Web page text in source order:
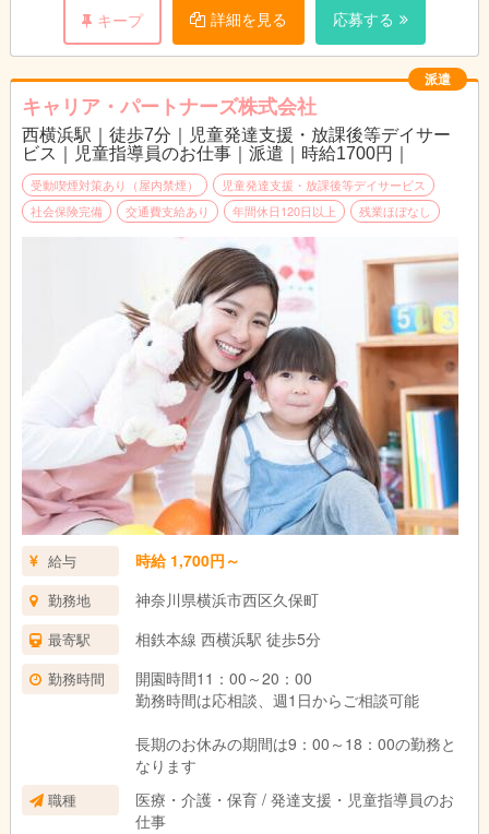
キープ 詳細を見る 応募する
派遣
キャリア・パートナーズ株式会社
西横浜駅｜徒歩7分｜児童発達支援・放課後等デイサー
ビス｜児童指導員のお仕事｜派遣｜時給1700円｜
受動喫煙対策あり（屋内禁煙）
児童発達支援・放課後等デイサービス
社会保険完備
交通費支給あり 年間休日120日以上 残業ほぼなし
給与 時給 1,700円～
勤務地 神奈川県横浜市西区久保町
最寄駅 相鉄本線 西横浜駅 徒歩5分
勤務時間
開園時間11：00～20：00
勤務時間は応相談、週1日からご相談可能
長期のお休みの期間は9：00～18：00の勤務と
なります
職種
医療・介護・保育 / 発達支援・児童指導員のお
仕事